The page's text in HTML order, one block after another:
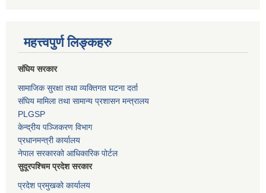
महत्त्वपुर्ण लिङ्कहरु
संघिय सरकार
सामाजिक सुरक्षा तथा व्यक्तिगत घटना दर्ता
संघिय मामिला तथा सामान्य प्रशासन मन्त्रालय
PLGSP
केन्द्रीय पञ्जिकरण विभाग
प्रधानमन्त्री कार्यालय
नेपाल सरकारको आधिकारिक पोर्टल
सुदूरपश्चिम प्रदेश सरकार
प्रदेश प्रमुखको कार्यालय